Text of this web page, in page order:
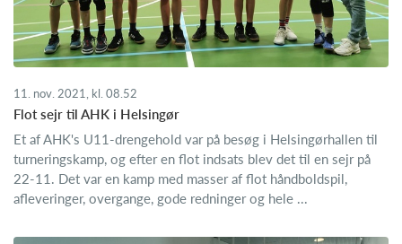
11. nov. 2021, kl. 08.52
Flot sejr til AHK i Helsingør
Et af AHK's U11-drengehold var på besøg i Helsingørhallen til
turneringskamp, og efter en flot indsats blev det til en sejr på
22-11. Det var en kamp med masser af flot håndboldspil,
afleveringer, overgange, gode redninger og hele ...